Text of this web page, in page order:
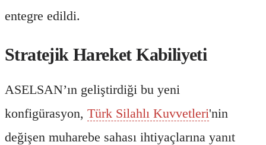
entegre edildi.
Stratejik Hareket Kabiliyeti
ASELSAN’ın geliştirdiği bu yeni
konfigürasyon, Türk Silahlı Kuvvetleri'nin
değişen muharebe sahası ihtiyaçlarına yanıt